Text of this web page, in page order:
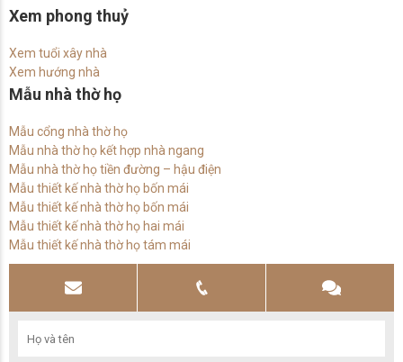
Xem phong thuỷ
Xem tuổi xây nhà
Xem hướng nhà
Mẫu nhà thờ họ
Mẫu cổng nhà thờ họ
Mẫu nhà thờ họ kết hợp nhà ngang
Mẫu nhà thờ họ tiền đường – hậu điện
Mẫu thiết kế nhà thờ họ bốn mái
Mẫu thiết kế nhà thờ họ bốn mái
Mẫu thiết kế nhà thờ họ hai mái
Mẫu thiết kế nhà thờ họ tám mái